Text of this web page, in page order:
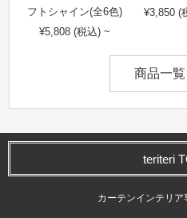
フトシャイン(全6色)
¥5,808 (税込) ~
¥3,850 (
商品一
teriteri
カーテンインテリ